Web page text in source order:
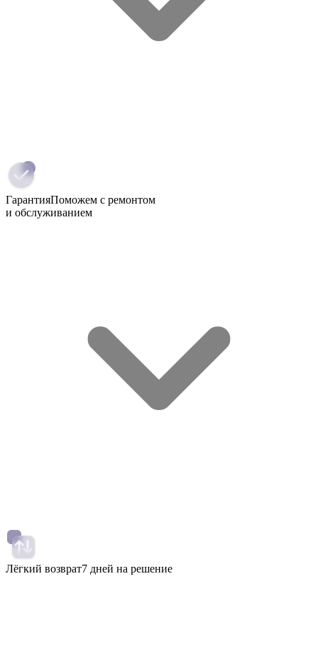
ГарантияПоможем с ремонтом
и обслуживанием
Лёгкий возврат7 дней на решение